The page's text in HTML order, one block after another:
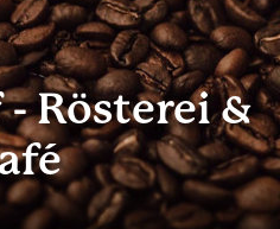
Rösterei &